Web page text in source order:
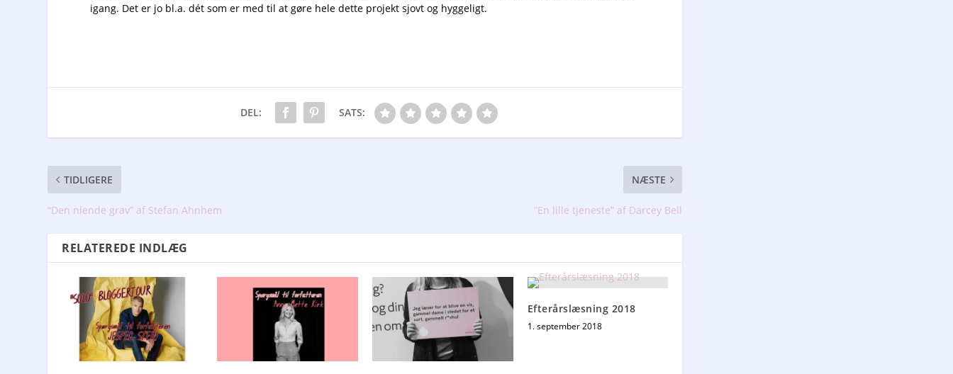
igang. Det er jo bl.a. dét som er med til at gøre hele dette projekt sjovt og hyggeligt.
DEL: SATS:
TIDLIGERE
“Den niende grav” af Stefan Ahnhem
NÆSTE
“En lille tjeneste” af Darcey Bell
RELATEREDE INDLÆG
Efterårslæsning 2018
1. september 2018